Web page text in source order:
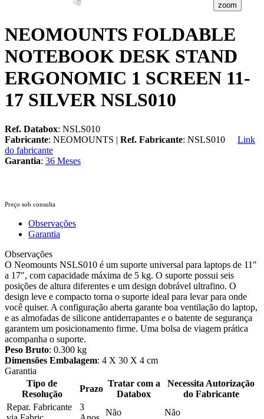
zoom
NEOMOUNTS FOLDABLE
NOTEBOOK DESK STAND
ERGONOMIC 1 SCREEN 11-
17 SILVER NSLS010
Ref. Databox: NSLS010
Fabricante: NEOMOUNTS | Ref. Fabricante: NSLS010
Link
do fabricante
Garantia: 36 Meses
Preço sob consulta
Observações
Garantia
Observações
O Neomounts NSLS010 é um suporte universal para laptops de 11"
a 17", com capacidade máxima de 5 kg. O suporte possui seis
posições de altura diferentes e um design dobrável ultrafino. O
design leve e compacto torna o suporte ideal para levar para onde
você quiser. A configuração aberta garante boa ventilação do laptop,
e as almofadas de silicone antiderrapantes e o batente de segurança
garantem um posicionamento firme. Uma bolsa de viagem prática
acompanha o suporte.
Peso Bruto: 0.300 kg
Dimensões Embalagem: 4 X 30 X 4 cm
Garantia
Tipo de
Resolução
Prazo
Tratar com a
Databox
Necessita Autorização
do Fabricante
Repar. Fabricante
3
Não Não